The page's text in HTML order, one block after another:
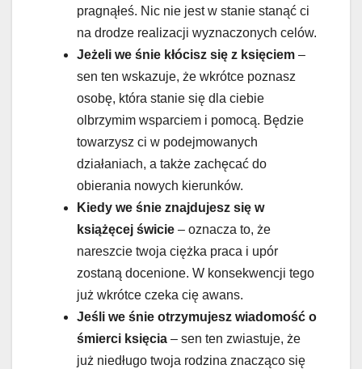
pragnąłeś. Nic nie jest w stanie stanąć ci
na drodze realizacji wyznaczonych celów.
Jeżeli we śnie kłócisz się z księciem –
sen ten wskazuje, że wkrótce poznasz
osobę, która stanie się dla ciebie
olbrzymim wsparciem i pomocą. Będzie
towarzysz ci w podejmowanych
działaniach, a także zachęcać do
obierania nowych kierunków.
Kiedy we śnie znajdujesz się w
książęcej świcie – oznacza to, że
nareszcie twoja ciężka praca i upór
zostaną docenione. W konsekwencji tego
już wkrótce czeka cię awans.
Jeśli we śnie otrzymujesz wiadomość o
śmierci księcia – sen ten zwiastuje, że
już niedługo twoja rodzina znacząco się